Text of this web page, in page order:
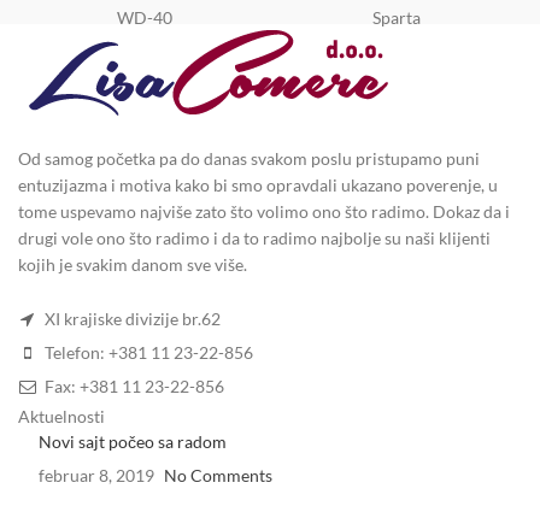
WD-40 Sparta
Od samog početka pa do danas svakom poslu pristupamo puni
entuzijazma i motiva kako bi smo opravdali ukazano poverenje, u
tome uspevamo najviše zato što volimo ono što radimo. Dokaz da i
drugi vole ono što radimo i da to radimo najbolje su naši klijenti
kojih je svakim danom sve više.
XI krajiske divizije br.62
Telefon: +381 11 23-22-856
Fax: +381 11 23-22-856
Aktuelnosti
Novi sajt počeo sa radom
februar 8, 2019 No Comments